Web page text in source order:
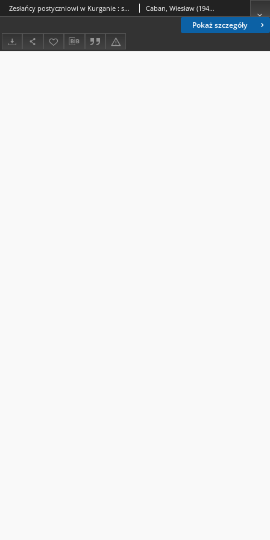
Pokaż szczegóły
Zesłańcy postyczniowi w Kurganie : sprawa Towarzystwa Pomocy Wzajemnej Caban, Wiesław (1946- ).; Mulina, Svetlana Anatolʹevna (1974- ).